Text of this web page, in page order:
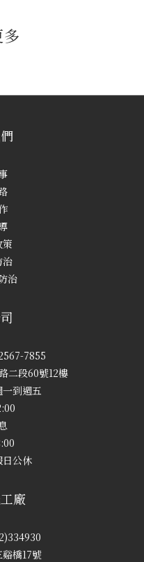
策
治
治
7855
二段60號12樓
到週五
公休
廠
橋17號